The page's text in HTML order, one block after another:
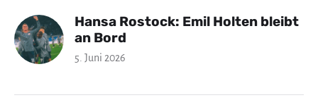
Hansa Rostock: Emil Holten bleibt
an Bord
5. Juni 2026